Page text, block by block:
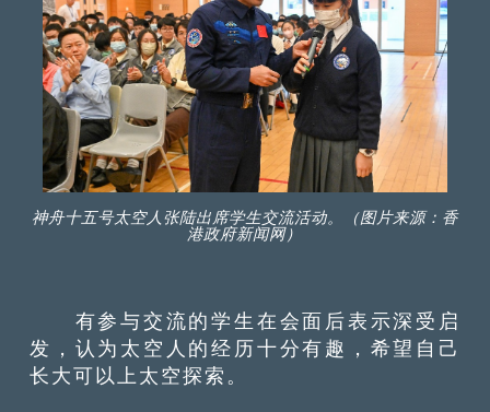
神舟十五号太空人张陆出席学生交流活动。（图片来源：香
港政府新闻网）
有参与交流的学生在会面后表示深受启
发，认为太空人的经历十分有趣，希望自己
长大可以上太空探索。